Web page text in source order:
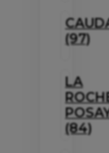
(97)
LA
(84)